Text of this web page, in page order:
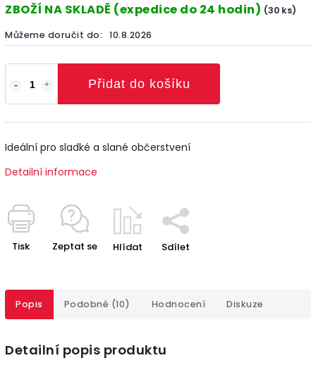
ZBOŽÍ NA SKLADĚ (expedice do 24 hodin) (30 ks)
Můžeme doručit do: 10.8.2026
Přidat do košíku
Ideální pro sladké a slané občerstvení
Detailní informace
Tisk Zeptat se Hlídat Sdílet
Popis Podobné (10) Hodnocení Diskuze
Detailní popis produktu